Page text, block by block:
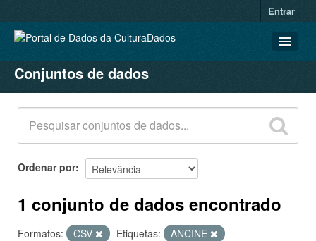
Entrar
CONJUNTOS DE DADOS
ORGANIZAÇÕES
GRUPOS
SOBRE
Conjuntos de dados
Ordenar por
1 conjunto de dados encontrado
Formatos: CSV Etiquetas:
ANCINE